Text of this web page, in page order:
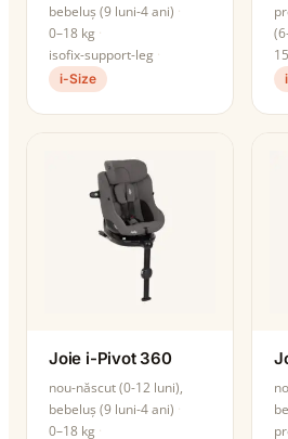
bebeluș (9 luni-4 ani)
0–18 kg
isofix-support-leg
i-Size
Joie i-Pivot 360
nou-născut (0-12 luni),
bebeluș (9 luni-4 ani)
0–18 kg